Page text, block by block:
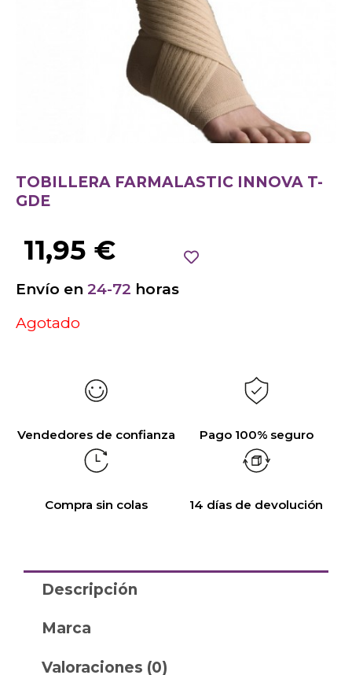
TOBILLERA FARMALASTIC INNOVA T-
GDE
11,95 €
Envío en 24-72 horas
Agotado
Vendedores de confianza Pago 100% seguro
Compra sin colas 14 días de devolución
Descripción
Marca
Valoraciones (0)